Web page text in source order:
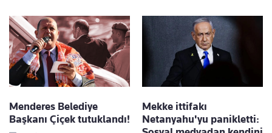
Menderes Belediye
Başkanı Çiçek tutuklandı!
Mekke ittifakı
Netanyahu'yu panikletti: